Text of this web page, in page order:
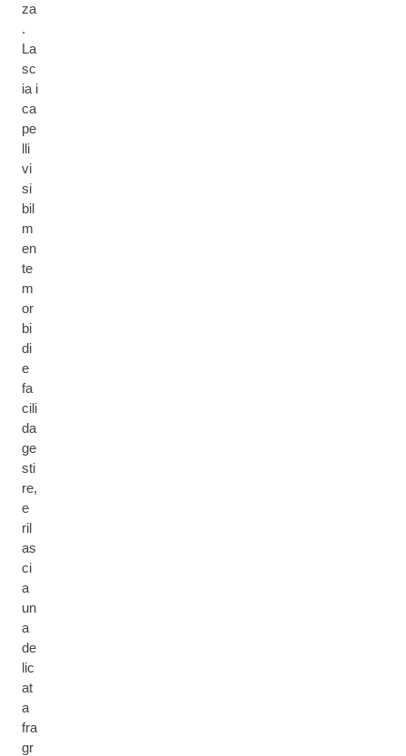
za
.
La
sc
ia i
ca
pe
lli
vi
si
bil
m
en
te
m
or
bi
di
e
fa
cili
da
ge
sti
re,
e
ril
as
ci
a
un
a
de
lic
at
a
fra
gr